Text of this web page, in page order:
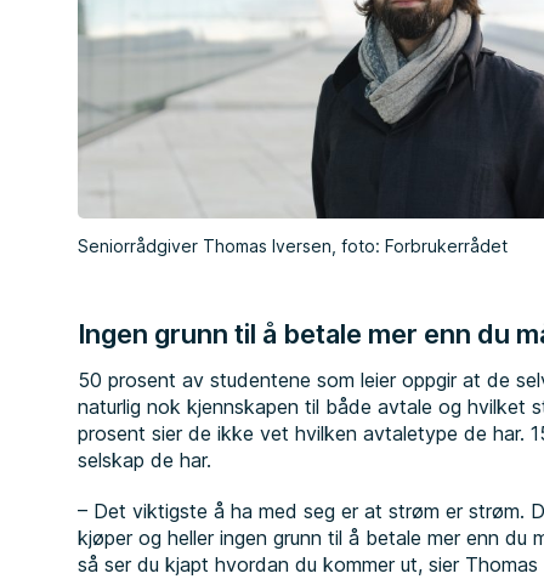
Seniorrådgiver Thomas Iversen, foto: Forbrukerrådet
Ingen grunn til å betale mer enn du
50 prosent av studentene som leier oppgir at de
naturlig nok kjennskapen til både avtale og hvilket
prosent sier de ikke vet hvilken avtaletype de har.
selskap de har.
– Det viktigste å ha med seg er at strøm er strøm.
kjøper og heller ingen grunn til å betale mer enn du
så ser du kjapt hvordan du kommer ut, sier Thomas